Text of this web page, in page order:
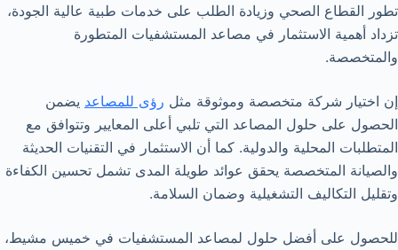
تطور القطاع الصحي وزيادة الطلب على خدمات طبية عالية الجودة،
تزداد أهمية الاستثمار في مصاعد المستشفيات المتطورة
والمتخصصة.
إن اختيار شركة متخصصة وموثوقة مثل رؤى للمصاعد يضمن
الحصول على حلول المصاعد التي تلبي أعلى المعايير وتتوافق مع
المتطلبات المحلية والدولية. كما أن الاستثمار في التقنيات الحديثة
والصيانة المتخصصة يحقق عوائد طويلة المدى تشمل تحسين الكفاءة
وتقليل التكاليف التشغيلية وضمان السلامة.
للحصول على أفضل حلول لمصاعد المستشفيات في خميس مشيط،